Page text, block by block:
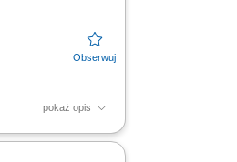
pokaż opis
stanów